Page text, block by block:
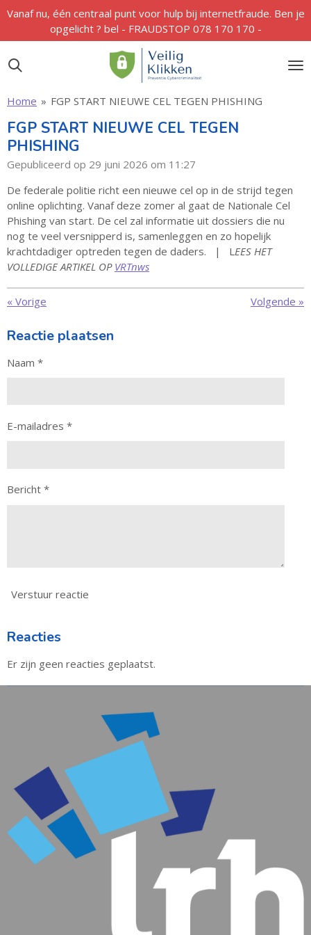
Ga
naar
de
hoofdinhoud
Vanaf nu, één centraal punt voor hulp bij internetfraude. Ben je
opgelicht ? bel - FRAUDSTOP 078 170 170 -
Home » FGP START NIEUWE CEL TEGEN PHISHING
FGP START NIEUWE CEL TEGEN
PHISHING
Gepubliceerd op 29 juni 2026 om 11:27
De federale politie richt een nieuwe cel op in de strijd tegen
online oplichting. Vanaf deze zomer al gaat de Nationale Cel
Phishing van start. De cel zal informatie uit dossiers die nu
nog te veel versnipperd is, samenleggen en zo hopelijk
krachtdadiger optreden tegen de daders. | LEES HET
VOLLEDIGE ARTIKEL OP VRTnws
« Vorige Volgende »
Reactie plaatsen
Naam *
E-mailadres *
Bericht *
Verstuur reactie
Reacties
Er zijn geen reacties geplaatst.